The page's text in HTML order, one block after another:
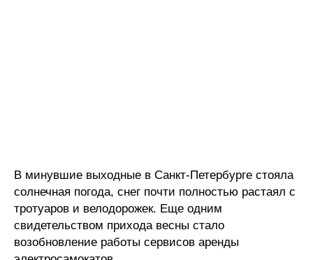
В минувшие выходные в Санкт-Петербурге стояла
солнечная погода, снег почти полностью растаял с
тротуаров и велодорожек. Еще одним
свидетельством прихода весны стало
возобновление работы сервисов аренды